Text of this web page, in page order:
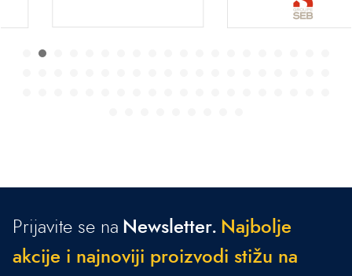
Prijavite se na Newsletter. Naj bo je
a kcije i najnoviji proizvod i stižu na